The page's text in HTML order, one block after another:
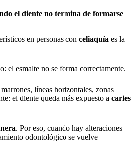
el diente no termina de formarse
en personas con celiaquía es la
el esmalte no se forma correctamente.
líneas horizontales, zonas
el diente queda más expuesto a caries
. Por eso, cuando hay alteraciones
odontológico se vuelve